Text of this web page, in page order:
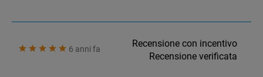
6 anni fa
Recensione con incentivo
Recensione verificata